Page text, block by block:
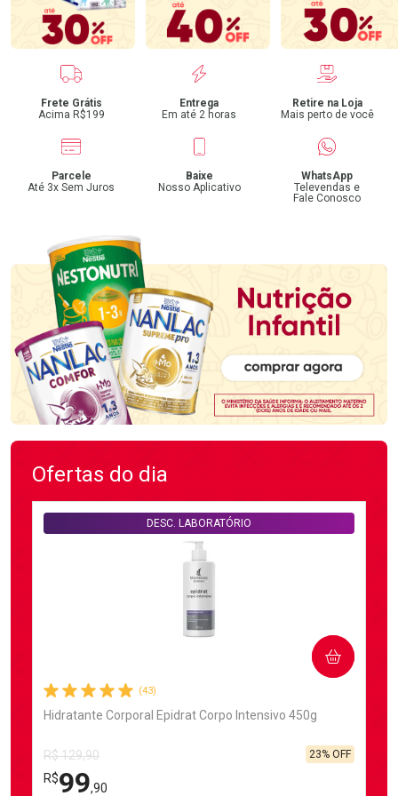
Benefícios
Frete Grátis
Acima R$199
Entrega
Em até 2 horas
Retire na Loja
Mais perto de você
Parcele
Até 3x Sem Juros
Baixe
Nosso Aplicativo
WhatsApp
Televendas e
Fale Conosco
Ofertas do dia
(43)
Hidratante Corporal Epidrat Corpo Intensivo 450g
DESC. LABORATÓRIO
R$ 129,90
R$99,90
23% OFF
COMPRAR